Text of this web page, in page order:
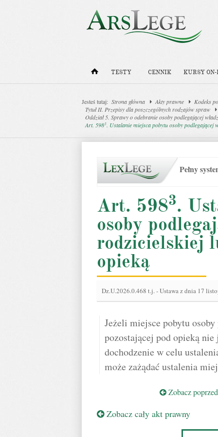
TESTY CENNIK KURSY
Jesteś tutaj: Strona główna Akty prawne
Kodeks
Tytuł II. Przepisy dla poszczególnych rodzajów spraw
Oddział 5. Sprawy o odebranie osoby podlegającej
Art. 5983. Ustalanie miejsca pobytu osoby podlegającej
Pełny
Art. 5983.
osoby
rodzicielskiej
opieką
Dz.U.2026.0.468 t.j.-Ustawa z dnia 17
Jeżeli miejsce pobytu
pozostającej pod opieką nie
dochodzenie w celu
może zażądać ustalenia
Zobacz
Zobacz cały akt prawny